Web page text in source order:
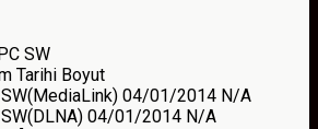
SW
Tarihi Boyut
SW(MediaLink) 04/01/2014 N/A
SW(DLNA) 04/01/2014 N/A